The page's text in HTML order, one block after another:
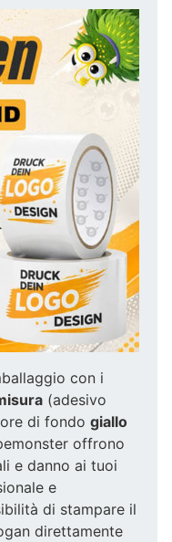
con i
(adesivo
di fondo giallo
offrono
e danno ai tuoi
e
di stampare il
direttamente